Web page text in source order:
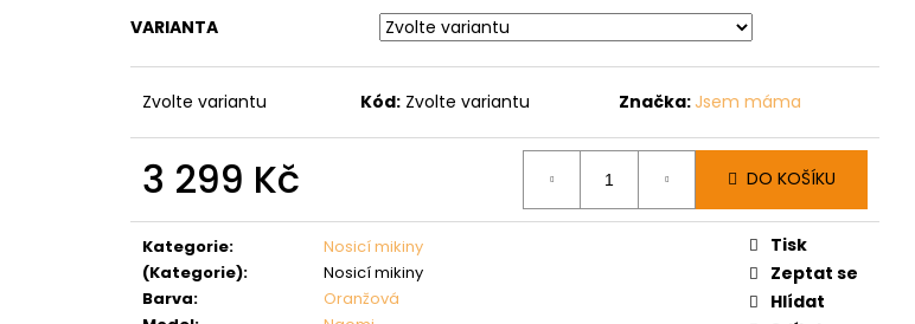
VARIANTA
Zvolte variantu Kód: Zvolte variantu Značka: Jsem máma
3 299 Kč
cena:
DO KOŠÍKU
Kategorie:
Nosicí mikiny
(Kategorie):
Nosicí mikiny
Barva:
Oranžová
Tisk
Zeptat se
Hlídat